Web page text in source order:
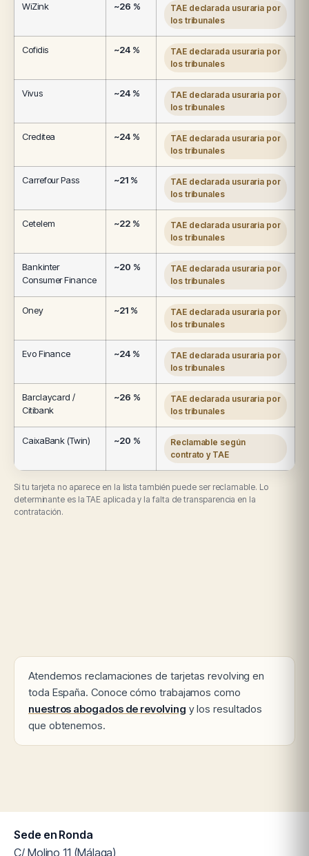
WiZink ~26 %
TAE declarada usuraria por
los tribunales
Cofidis ~24 %
TAE declarada usuraria por
los tribunales
Vivus ~24 %
TAE declarada usuraria por
los tribunales
Creditea ~24 %
TAE declarada usuraria por
los tribunales
Carrefour Pass ~21 %
TAE declarada usuraria por
los tribunales
Cetelem ~22 %
TAE declarada usuraria por
los tribunales
Bankinter
Consumer Finance
~20 %
TAE declarada usuraria por
los tribunales
Oney ~21 %
TAE declarada usuraria por
los tribunales
Evo Finance ~24 %
TAE declarada usuraria por
los tribunales
Barclaycard /
Citibank
~26 %
TAE declarada usuraria por
los tribunales
CaixaBank (Twin) ~20 %
Reclamable según
contrato y TAE
Si tu tarjeta no aparece en la lista también puede ser reclamable. Lo
determinante es la TAE aplicada y la falta de transparencia en la
contratación.
Atendemos reclamaciones de tarjetas revolving en
toda España. Conoce cómo trabajamos como
nuestros abogados de revolving y los resultados
que obtenemos.
Sede en Ronda
C/ Molino 11 (Málaga)